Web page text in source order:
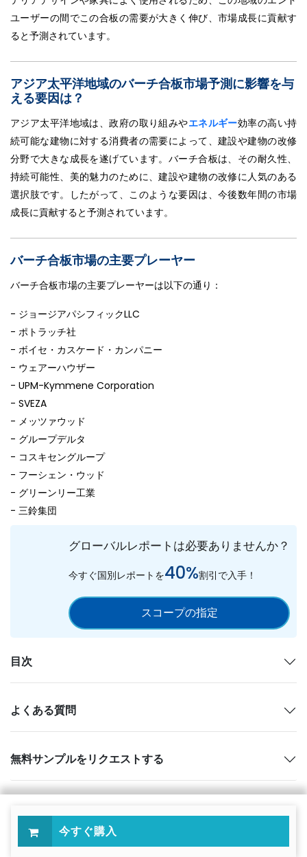
ユーザーの間でこの合板の需要が大きく伸び、市場成長に貢献す
ると予測されています。
アジア太平洋地域のバーチ合板市場予測に影響を与
える要因は？
アジア太平洋地域は、政府の取り組みやエネルギー効率の高い持
続可能な建物に対する消費者の需要によって、建設や建物の改修
分野で大きな成長を遂げています。バーチ合板は、その耐久性、
持続可能性、美的魅力のために、建設や建物の改修に人気のある
選択肢です。したがって、このような要因は、今後数年間の市場
成長に貢献すると予測されています。
バーチ合板市場の主要プレーヤー
バーチ合板市場の主要プレーヤーは以下の通り：
- ジョージアパシフィックLLC
- ポトラッチ社
- ボイセ・カスケード・カンパニー
- ウェアーハウザー
- UPM-Kymmene Corporation
- SVEZA
- メッツァウッド
- グループデルタ
- コスキセングループ
- フーシェン・ウッド
- グリーンリー工業
- 三鈴集団
グローバルレポートは必要ありませんか？
今すぐ国別レポートを40%割引で入手！
スコープの指定
目次
よくある質問
無料サンプルをリクエストする
今すぐ購入